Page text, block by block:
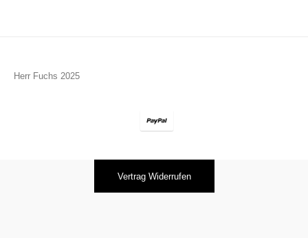
Herr Fuchs 2025
Vertrag Widerrufen